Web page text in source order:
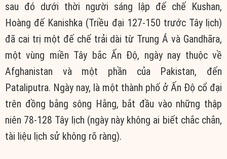
sau đó dưới thời người sáng lập đế chế Kushan,
Hoàng đế Kanishka (Triều đại 127-150 trước Tây lịch)
đã cai trị một đế chế trải dài từ Trung Á và Gandhāra,
một vùng miền Tây bắc Ấn Độ, ngày nay thuộc về
Afghanistan và một phần của Pakistan, đến
Pataliputra. Ngày nay, là một thành phố ở Ấn Độ cổ đại
trên đồng bằng sông Hằng, bắt đầu vào những thập
niên 78-128 Tây lịch (ngày này không ai biết chắc chắn,
tài liệu lịch sử không rõ ràng).